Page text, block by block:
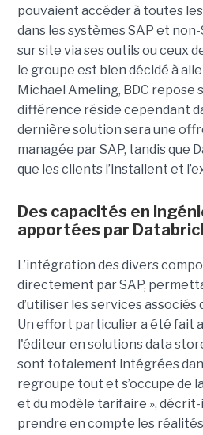
pouvaient accéder à toutes
dans les systèmes SAP et non-
sur site via ses outils ou ceux
le groupe est bien décidé à
Michael Ameling, BDC repose
différence réside cependant
dernière solution sera une
managée par SAP, tandis que
que les clients l’installent et
Des capacités en
apportées par
L’intégration des divers
directement par SAP,
d’utiliser les services associés
Un effort particulier a été fait
l'éditeur en solutions data
sont totalement intégrées
regroupe tout et s’occupe de
et du modèle tarifaire »,
prendre en compte les